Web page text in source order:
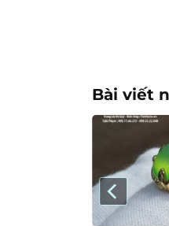
Bài viết